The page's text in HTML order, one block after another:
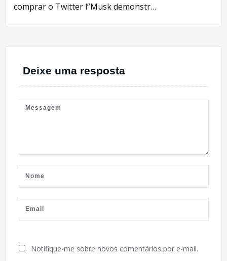
comprar o Twitter l”Musk demonstr…
Deixe uma resposta
Notifique-me sobre novos comentários por e-mail.